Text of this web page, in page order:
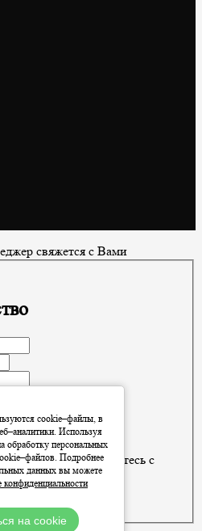
свяжется с Вами
Вы соглашаетесь с
cookie–файлы, в
Используя
обработку персональных
Подробнее
данных вы можете
на cookie